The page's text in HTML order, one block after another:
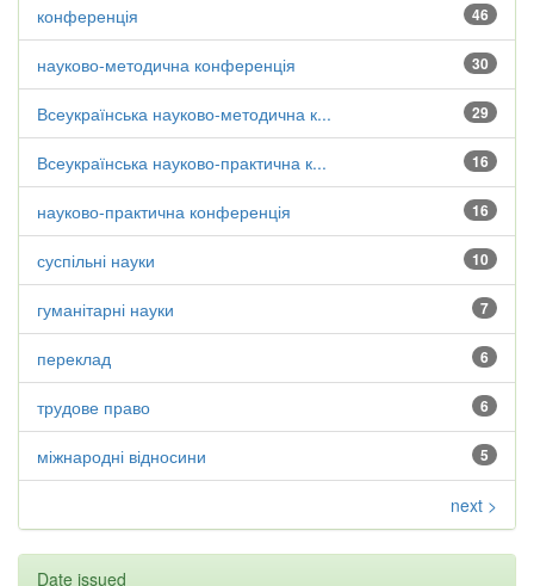
46
конференція
30
науково-методична конференція
29
Всеукраїнська науково-методична к...
16
Всеукраїнська науково-практична к...
16
науково-практична конференція
10
суспільні науки
7
гуманітарні науки
6
переклад
6
трудове право
5
міжнародні відносини
next >
Date issued